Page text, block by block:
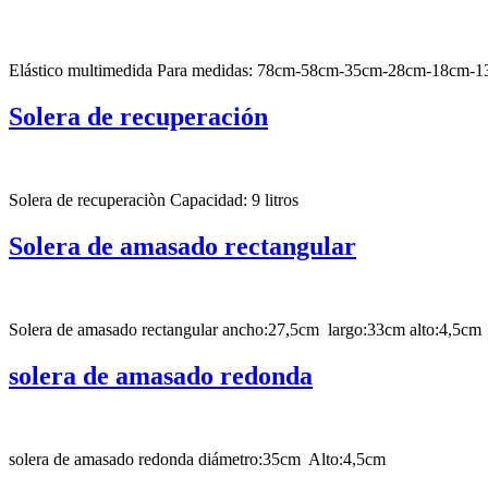
Elástico multimedida Para medidas: 78cm-58cm-35cm-28cm-18cm-
Solera de recuperación
Solera de recuperaciòn Capacidad: 9 litros
Solera de amasado rectangular
Solera de amasado rectangular ancho:27,5cm largo:33cm alto:4,5cm
solera de amasado redonda
solera de amasado redonda diámetro:35cm Alto:4,5cm